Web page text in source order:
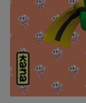
Cultura
Kobo
Se connecter
Hunter x
Fire Force
Black Butler